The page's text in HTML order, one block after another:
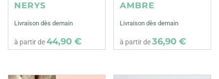
NERYS
Livraison dès demain
à partir de44,90 €
AMBRE
Livraison dès demain
à partir de36,90 €